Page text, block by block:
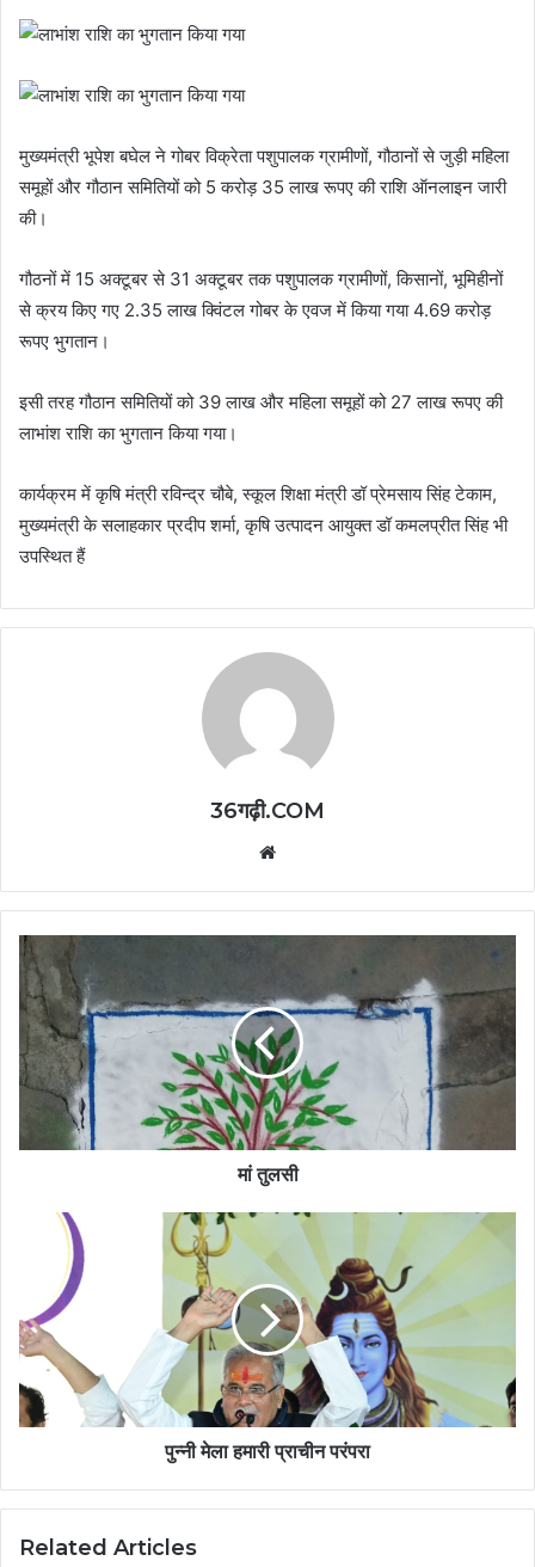
मुख्यमंत्री भूपेश बघेल ने गोबर विक्रेता पशुपालक ग्रामीणों, गौठानों से जुड़ी महिला
समूहों और गौठान समितियों को 5 करोड़ 35 लाख रूपए की राशि ऑनलाइन जारी
की।
गौठनों में 15 अक्टूबर से 31 अक्टूबर तक पशुपालक ग्रामीणों, किसानों, भूमिहीनों
से क्रय किए गए 2.35 लाख क्विंटल गोबर के एवज में किया गया 4.69 करोड़
रूपए भुगतान।
इसी तरह गौठान समितियों को 39 लाख और महिला समूहों को 27 लाख रूपए की
लाभांश राशि का भुगतान किया गया।
कार्यक्रम में कृषि मंत्री रविन्द्र चौबे, स्कूल शिक्षा मंत्री डॉ प्रेमसाय सिंह टेकाम,
मुख्यमंत्री के सलाहकार प्रदीप शर्मा, कृषि उत्पादन आयुक्त डॉ कमलप्रीत सिंह भी
उपस्थित हैं
36गढ़ी.COM
मां तुलसी
पुन्नी मेला हमारी प्राचीन परंपरा
Related Articles